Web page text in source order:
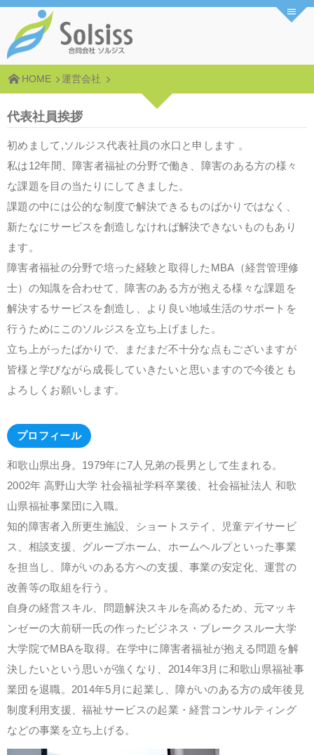
HOME 運営会社
代表社員挨拶
初めまして,ソルジス代表社員の水口と申します 。
私は12年間、障害者福祉の分野で働き、障害のある方の様々
な課題を目の当たりにしてきました。
課題の中には公的な制度で解決できるものばかりではなく、
新たなにサービスを創造しなければ解決できないものもあり
ます。
障害者福祉の分野で培った経験と取得したMBA（経営管理修
士）の知識を合わせて、障害のある方が抱える様々な課題を
解決するサービスを創造し、より良い地域生活のサポートを
行うためにこのソルジスを立ち上げました。
立ち上がったばかりで、まだまだ不十分な点もございますが
皆様と学びながら成長していきたいと思いますので今後とも
よろしくお願いします。
プロフィール
和歌山県出身。1979年に7人兄弟の長男として生まれる。
2002年 高野山大学 社会福祉学科卒業後、社会福祉法人 和歌
山県福祉事業団に入職。
知的障害者入所更生施設、ショートステイ、児童デイサービ
ス、相談支援、グループホーム、ホームヘルプといった事業
を担当し、障がいのある方への支援、事業の安定化、運営の
改善等の取組を行う。
自身の経営スキル、問題解決スキルを高めるため、元マッキ
ンゼーの大前研一氏の作ったビジネス・ブレークスルー大学
大学院でMBAを取得。在学中に障害者福祉が抱える問題を解
決したいという思いが強くなり、2014年3月に和歌山県福祉事
業団を退職。2014年5月に起業し、障がいのある方の成年後見
制度利用支援、福祉サービスの起業・経営コンサルティング
などの事業を立ち上げる。